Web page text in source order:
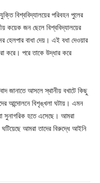
বিশ্ববিদ্যালয়ের পরিবহন পুলের
জন ছেলে বিশ্ববিদ্যালয়ের
হেলপার বাধা দেয়। এই বধা দেওয়ার
করে। পরে তাকে উদ্ধার করে
জানাতে আসলে স্থানীয় বখাটে কিছু
আন্দোলনে বিশৃঙ্খলা ঘটায়। এমন
সুনাগরিক হতে এসেছে। আমরা
আমরা তাদের বিরুদ্ধে আইনি